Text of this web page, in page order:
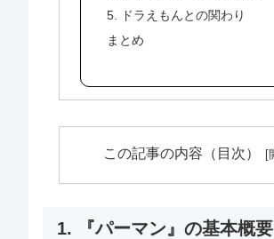
5. ドラえもんとの関わり
まとめ
この記事の内容（目次）
1. 『パーマン』の基本概要